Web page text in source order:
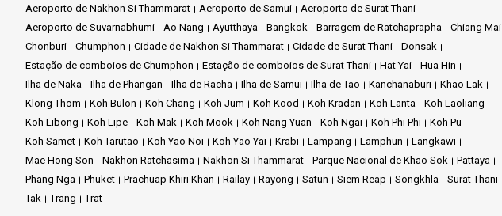
Aeroporto de Nakhon Si Thammarat Aeroporto de Samui
Aeroporto de Surat Thani
Aeroporto de Suvarnabhumi
Ao Nang Ayutthaya Bangkok Barragem de Ratchaprapha
Chiang Mai
Chonburi
Chumphon Cidade de Nakhon Si Thammarat Cidade de Surat Thani
Donsak
Estação de comboios de Chumphon
Estação de comboios de Surat Thani Hat Yai
Hua Hin
Ilha de Naka
Ilha de Phangan Ilha de Racha Ilha de Samui Ilha de Tao Kanchanaburi
Khao Lak
Klong Thom
Koh Bulon Koh Chang Koh Jum Koh Kood Koh Kradan Koh Lanta
Koh Laoliang
Koh Libong
Koh Lipe Koh Mak Koh Mook Koh Nang Yuan Koh Ngai Koh Phi Phi
Koh Pu
Koh Samet
Koh Tarutao Koh Yao Noi Koh Yao Yai Krabi Lampang Lamphun
Langkawi
Mae Hong Son
Nakhon Ratchasima Nakhon Si Thammarat Parque Nacional de Khao Sok
Pattaya
Phang Nga
Phuket Prachuap Khiri Khan Railay Rayong Satun Siem Reap Songkhla
Surat Thani
Tak
Trang Trat